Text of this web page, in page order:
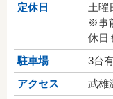
定休日
土曜
※事
休日
駐車場
3台
アクセス
武雄